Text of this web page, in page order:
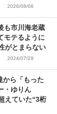
2026/08/06
も市川海老蔵
モテるように
がとまらない
2024/07/29
ら「もった
・ゆりん
えていた“3桁